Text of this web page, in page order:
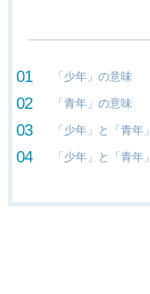
「少年」の意味
「青年」の意味
「少年」と「青年
「少年」と「青